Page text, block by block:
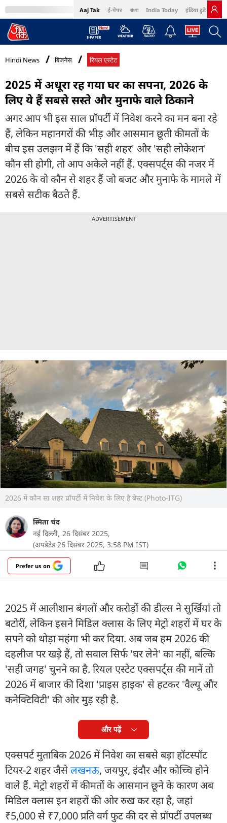
Aaj Tak ई-पेपर বাংলা India Today इंडिया टुडे हिंदी
MumbaiTak Cosmopolitan Harper's Bazaar Northeast
Hindi News बिजनेस रियल एस्टेट
2025 में अधूरा रह गया घर का सपना, 2026 के
लिए ये हैं सबसे सस्ते और मुनाफे वाले ठिकाने
अगर आप भी इस साल प्रॉपर्टी में निवेश करने का मन बना रहे
हैं, लेकिन महानगरों की भीड़ और आसमान छूती कीमतों के
बीच इस उलझन में हैं कि 'सही शहर' और 'सही लोकेशन'
कौन सी होगी, तो आप अकेले नहीं हैं. एक्सपर्ट्स की नजर में
2026 के वो कौन से शहर हैं जो बजट और मुनाफे के मामले में
सबसे सटीक बैठते हैं.
ADVERTISEMENT
2026 में कौन सा शहर प्रॉपर्टी में निवेश के लिए है बेस्ट (Photo-ITG)
स्मिता चंद
नई दिल्ली, 26 दिसंबर 2025,
(अपडेटेड 26 दिसंबर 2025, 3:58 PM IST)
Prefer us on
2025 में आलीशान बंगलों और करोड़ों की डील्स ने सुर्खियां तो
बटोरीं, लेकिन इसने मिडिल क्लास के लिए मेट्रो शहरों में घर के
सपने को थोड़ा महंगा भी कर दिया. अब जब हम 2026 की
दहलीज पर खड़े हैं, तो सवाल सिर्फ 'घर लेने' का नहीं, बल्कि
'सही जगह' चुनने का है. रियल एस्टेट एक्सपर्ट्स की मानें तो
2026 में बाजार की दिशा 'प्राइस हाइक' से हटकर 'वैल्यू और
कनेक्टिविटी' की ओर मुड़ रही है.
और पढ़ें
एक्सपर्ट मुताबिक 2026 में निवेश का सबसे बड़ा हॉटस्पॉट
टियर-2 शहर जैसेलखनऊ, जयपुर, इंदौर और कोच्चि होने
वाले हैं. मेट्रो शहरों में कीमतों के आसमान छूने के कारण अब
मिडिल क्लास इन शहरों की ओर रुख कर रहा है, जहां
₹5,000 से ₹7,000 प्रति वर्ग फुट की दर से प्रॉपर्टी उपलब्ध